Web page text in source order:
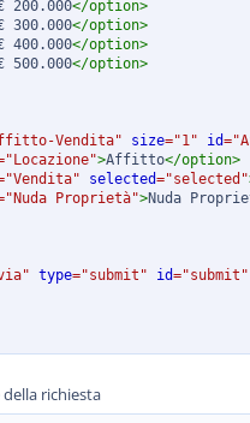
200.000</option>
300.000</option>
400.000</option>
500.000</option>
Vendita" size="1 " id="
"Locazione">Affitto</option>
"Vendita" selected="selected "
"Nuda Proprietà">Nuda
" type="submit " id="submit "
richiesta